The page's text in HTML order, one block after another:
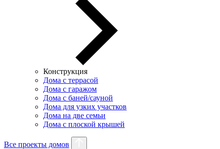
Конструкция
Дома с террасой
Дома с гаражом
Дома с баней/сауной
Дома для узких участков
Дома на две семьи
Дома с плоской крышей
Все проекты домов